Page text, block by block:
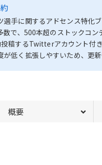
手に関するアドセンス特化ブ
数で、500本超のストックコン
稿するTwitterアカウント付き
が低く拡張しやすいため、更
概要